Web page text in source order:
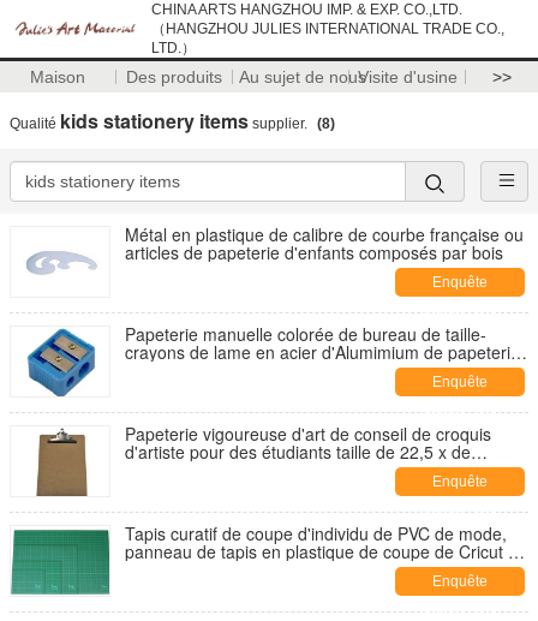
CHINA ARTS HANGZHOU IMP. & EXP. CO.,LTD.
（HANGZHOU JULIES INTERNATIONAL TRADE CO.,
LTD.）
Maison Des produits Au sujet de nousVisite d'usine >>
Qualité kids stationery items supplier. (8)
Métal en plastique de calibre de courbe française ou
articles de papeterie d'enfants composés par bois
Enquête
maintenant
Papeterie manuelle colorée de bureau de taille-
crayons de lame en acier d'Alumimium de papeterie
Enquête
maintenant
Papeterie vigoureuse d'art de conseil de croquis
d'artiste pour des étudiants taille de 22,5 x de
Enquête
maintenant
Tapis curatif de coupe d'individu de PVC de mode,
panneau de tapis en plastique de coupe de Cricut A4
Enquête
maintenant